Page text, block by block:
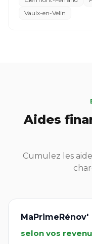
Vaulx-en-Velin
Aides
Cumulez les
MaPrimeRénov'
selon vos